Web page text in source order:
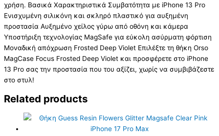
χρήση. Βασικά Χαρακτηριστικά Συμβατότητα με iPhone 13 Pro
Ενισχυμένη σιλικόνη και σκληρό πλαστικό για αυξημένη
προστασία Αυξημένο χείλος γύρω από οθόνη και κάμερα
Υποστήριξη τεχνολογίας MagSafe για εύκολη ασύρματη φόρτιση
Μοναδική απόχρωση Frosted Deep Violet Επιλέξτε τη θήκη Orso
MagCase Focus Frosted Deep Violet και προσφέρετε στο iPhone
13 Pro σας την προστασία που του αξίζει, χωρίς να συμβιβάζεστε
στο στυλ!
Related products